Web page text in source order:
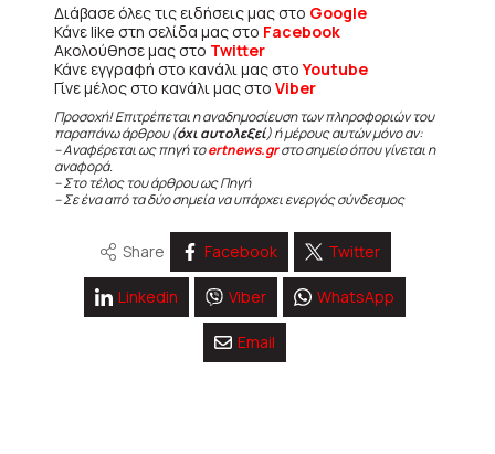
Διάβασε όλες τις ειδήσεις μας στο Google
Κάνε like στη σελίδα μας στο Facebook
Ακολούθησε μας στο Twitter
Κάνε εγγραφή στο κανάλι μας στοYoutube
Γίνε μέλος στο κανάλι μας στο Viber
Προσοχή! Επιτρέπεται η αναδημοσίευση των πληροφοριών του
παραπάνω άρθρου (όχι αυτολεξεί) ή μέρους αυτών μόνο αν:
– Αναφέρεται ως πηγή τοertnews.grστο σημείο όπου γίνεται η
αναφορά.
– Στο τέλος του άρθρου ως Πηγή
– Σε ένα από τα δύο σημεία να υπάρχει ενεργός σύνδεσμος
Share Facebook Twitter
Linkedin Viber WhatsApp
Email